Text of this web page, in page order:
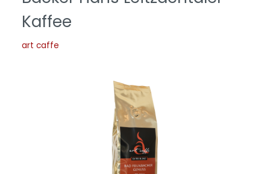
Kaffee
art caffe